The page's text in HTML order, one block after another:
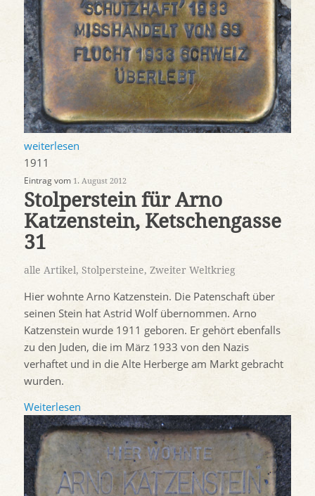
weiterlesen
1911
Eintrag vom 1. August 2012
Stolperstein für Arno
Katzenstein, Ketschengasse
31
alle Artikel, Stolpersteine, Zweiter Weltkrieg
Hier wohnte Arno Katzenstein. Die Patenschaft über
seinen Stein hat Astrid Wolf übernommen. Arno
Katzenstein wurde 1911 geboren. Er gehört ebenfalls
zu den Juden, die im März 1933 von den Nazis
verhaftet und in die Alte Herberge am Markt gebracht
wurden.
Weiterlesen